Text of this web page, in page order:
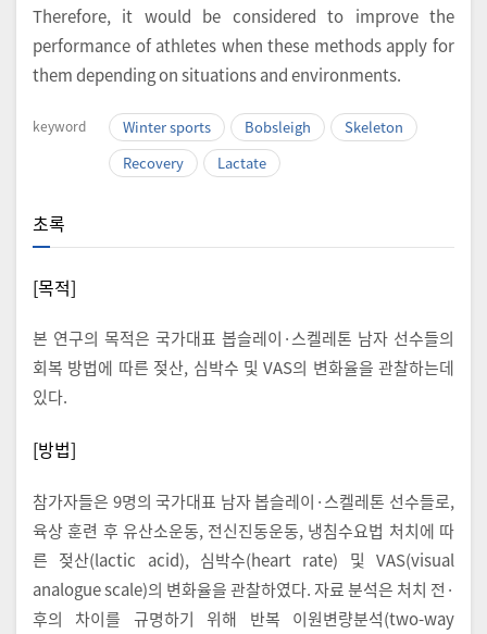
Therefore, it would be considered to improve the
performance of athletes when these methods apply for
them depending on situations and environments.
keyword Winter sports Bobsleigh
Skeleton
Recovery
Lactate
초록
[목적]
본 연구의 목적은 국가대표 봅슬레이·스켈레톤 남자 선수들의
회복 방법에 따른 젖산, 심박수 및 VAS의 변화율을 관찰하는데
있다.
[방법]
참가자들은 9명의 국가대표 남자 봅슬레이·스켈레톤 선수들로,
육상 훈련 후 유산소운동, 전신진동운동, 냉침수요법 처치에 따
른 젖산(lactic acid), 심박수(heart rate) 및 VAS(visual
analogue scale)의 변화율을 관찰하였다. 자료 분석은 처치 전·
후의 차이를 규명하기 위해 반복 이원변량분석(two-way